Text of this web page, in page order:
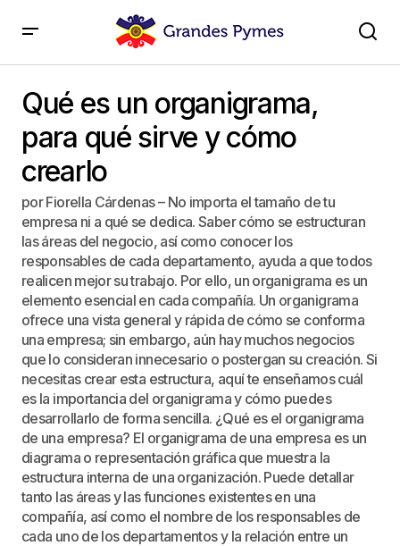
Qué es un organigrama,
para qué sirve y cómo
crearlo
por Fiorella Cárdenas – No importa el tamaño de tu
empresa ni a qué se dedica. Saber cómo se estructuran
las áreas del negocio, así como conocer los
responsables de cada departamento, ayuda a que todos
realicen mejor su trabajo. Por ello, un organigrama es un
elemento esencial en cada compañía. Un organigrama
ofrece una vista general y rápida de cómo se conforma
una empresa; sin embargo, aún hay muchos negocios
que lo consideran innecesario o postergan su creación. Si
necesitas crear esta estructura, aquí te enseñamos cuál
es la importancia del organigrama y cómo puedes
desarrollarlo de forma sencilla. ¿Qué es el organigrama
de una empresa? El organigrama de una empresa es un
diagrama o representación gráfica que muestra la
estructura interna de una organización. Puede detallar
tanto las áreas y las funciones existentes en una
compañía, así como el nombre de los responsables de
cada uno de los departamentos y la relación entre un